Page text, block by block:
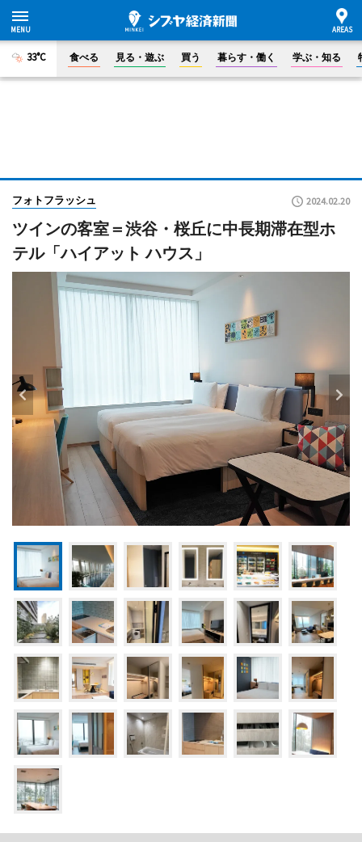
33°C 食べる 見る・遊ぶ 買う 暮らす・働く 学ぶ・知る
フォトフラッシュ 2024.02.20
ツインの客室＝渋谷・桜丘に中長期滞在型ホ
テル「ハイアット ハウス」